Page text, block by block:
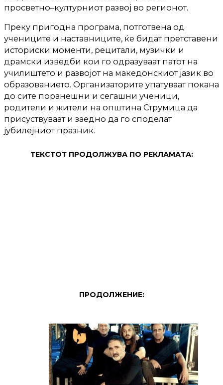
просветно–културниот развој во регионот.
Преку пригодна програма, потготвена од
учениците и наставниците, ќе бидат претставени
историски моменти, рецитали, музички и
драмски изведби кои го одразуваат патот на
училиштето и развојот на македонскиот јазик во
образованието. Организаторите упатуваат покана
до сите поранешни и сегашни ученици,
родители и жители на општина Струмица да
присуствуваат и заедно да го споделат
јубилејниот празник.
ТЕКСТОТ ПРОДОЛЖУВА ПО РЕКЛАМАТА:
ПРОДОЛЖЕНИЕ: